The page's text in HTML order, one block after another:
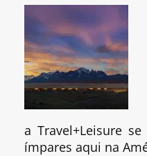
a Travel+Leisure
ímpares aqui na